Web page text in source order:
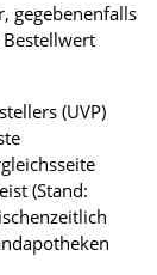
gegebenenfalls
(UVP)
(Stand: